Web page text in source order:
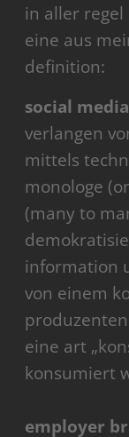
in aller
eine aus
definition:
social media
verlangen
mittels
monologe
(many to
information
von einem
eine art
konsumiert
employer